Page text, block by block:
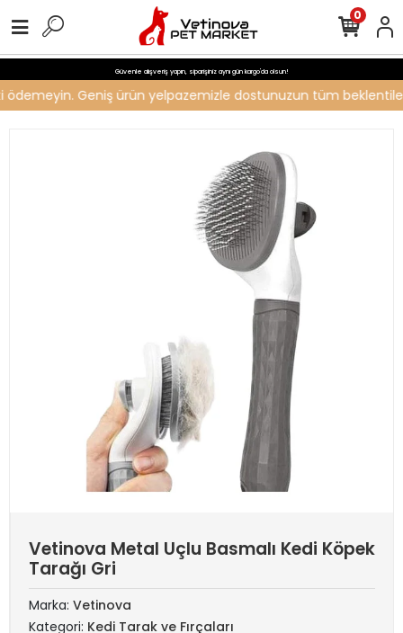
Güvenle alışveriş yapın, siparişiniz aynı gün kargo'da olsun!
Geniş ürün yelpazemizle dostunuzun tüm
0
Vetinova Metal Uçlu Basmalı Kedi Köpek
Tarağı Gri
Marka: Vetinova
Kategori: Kedi Tarak ve Fırçaları